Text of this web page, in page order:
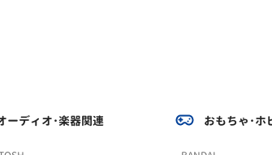
ーディオ･楽器関連 おもちゃ･ホ